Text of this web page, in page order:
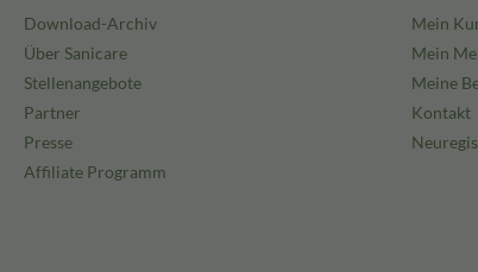
Download-Archiv
Über Sanicare
Stellenangebote
Partner
Presse
Affiliate Programm
Mein
Mein
Meine
Kontakt